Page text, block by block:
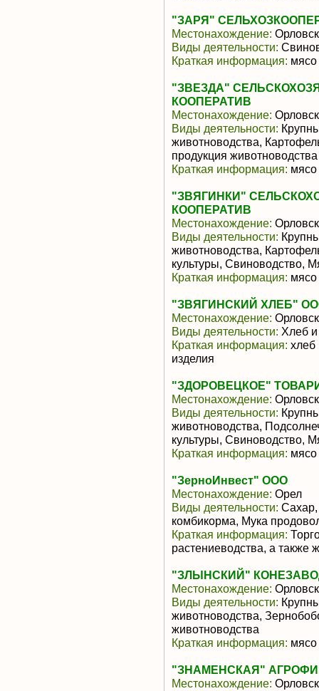
"ЗАРЯ"
Местонахождение:
Виды деятельности:
Краткая информация: мясо
"ЗВЕЗДА"
КООПЕРАТИВ
Местонахождение:
Виды деятельности:
животноводства,
продукция животноводства
Краткая информация: мясо
"ЗВЯГИНКИ"
КООПЕРАТИВ
Местонахождение:
Виды деятельности:
животноводства,
культуры, Свиноводство,
Краткая информация: мясо
"ЗВЯГИНСКИЙ ХЛЕБ"
Местонахождение:
Виды деятельности: Хлеб
Краткая информация: хлеб
изделия
"ЗДОРОВЕЦКОЕ"
Местонахождение:
Виды деятельности:
животноводства,
культуры, Свиноводство,
Краткая информация: мясо
"ЗерноИнвест" ООО
Местонахождение: Орел
Виды деятельности:
комбикорма, Мука
Краткая информация:
растениеводства, а также
"ЗЛЫНСКИЙ"
Местонахождение:
Виды деятельности:
животноводства,
животноводства
Краткая информация: мясо
"ЗНАМЕНСКАЯ"
Местонахождение: